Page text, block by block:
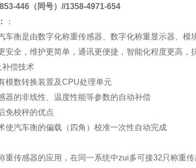
446（同号）//1358-4971-654
：
车衡是由数字化称重传感器、数字化称重显示器、
安全，维护更简单，通讯更便捷，智能化程度更高，
补偿技术
模数转换装置及CPU处理单元
器的非线性、温度性能等参数的自动补偿
免校秤的优点
使汽车衡的偏载（四角）校准一次性自动完成
重传感器的应用，在同一系统中zui多可接32 只称重